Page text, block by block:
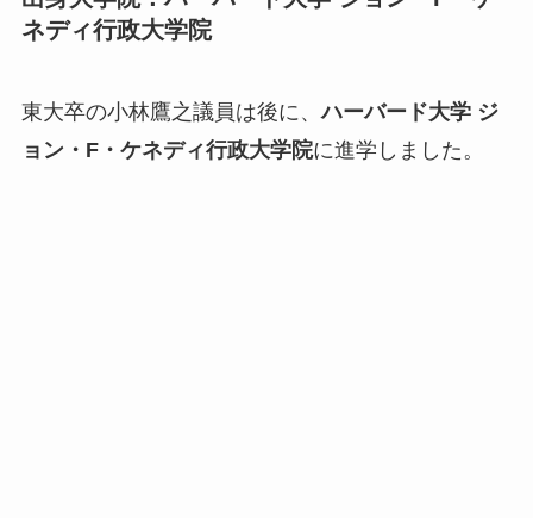
ネディ行政大学院
東大卒の小林鷹之議員は後に、ハーバード大学 ジ
ョン・F・ケネディ行政大学院に進学しました。